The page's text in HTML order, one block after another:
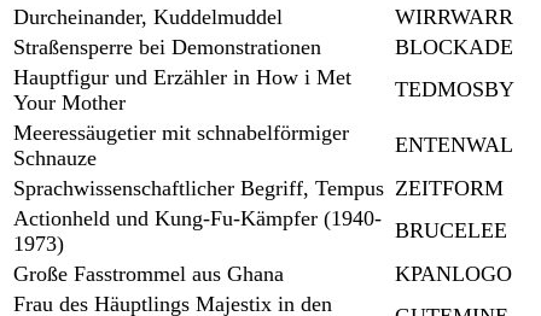
Durcheinander, Kuddelmuddel
WIRRWARR
Straßensperre bei Demonstrationen
BLOCKADE
Hauptfigur und Erzähler in How i Met
Your Mother
TEDMOSBY
Meeressäugetier mit schnabelförmiger
Schnauze
ENTENWAL
Sprachwissenschaftlicher Begriff, Tempus ZEITFORM
Actionheld und Kung-Fu-Kämpfer (1940-
1973)
BRUCELEE
Große Fasstrommel aus Ghana
KPANLOGO
Frau des Häuptlings Majestix in den